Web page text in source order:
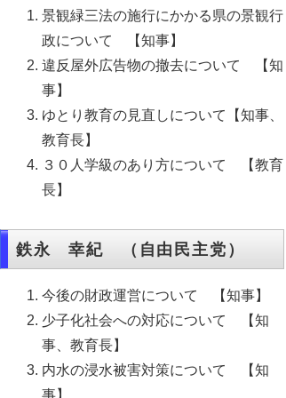
景観緑三法の施行にかかる県の景観行
政について 【知事】
違反屋外広告物の撤去について 【知
事】
ゆとり教育の見直しについて【知事、
教育長】
３０人学級のあり方について 【教育
長】
鉄永 幸紀 （自由民主党）
今後の財政運営について 【知事】
少子化社会への対応について 【知
事、教育長】
内水の浸水被害対策について 【知
事】